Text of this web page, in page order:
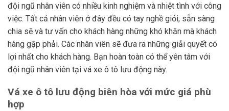
đội ngũ nhân viên có nhiều kinh nghiệm và nhiệt tình với công
việc. Tất cả nhân viên ở đây đều có tay nghề giỏi, sẵn sàng
chia sẽ và tư vấn cho khách hàng những khó khăn mà khách
hàng gặp phải. Các nhân viên sẽ đưa ra những giải quyết có
lợi nhất cho khách hàng. Bạn hoàn toàn có thể yên tâm với
đội ngũ nhân viên tại vá xe ô tô lưu động này.
Vá xe ô tô lưu động biên hòa với mức giá phù
hợp